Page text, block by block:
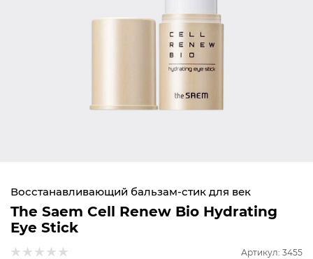
Восстанавливающий бальзам-стик для век
The Saem Cell Renew Bio Hydrating
Eye Stick
Артикул: 3455